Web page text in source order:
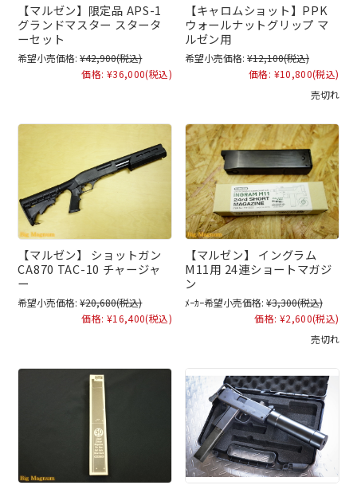
【マルゼン】限定品 APS-1
グランドマスター スタータ
ーセット
希望小売価格: ¥42,900(税込)
価格: ¥36,000(税込)
【キャロムショット】PPK
ウォールナットグリップ マ
ルゼン用
希望小売価格: ¥12,100(税込)
価格: ¥10,800(税込)
売切れ
【マルゼン】 ショットガン
CA870 TAC-10 チャージャ
ー
希望小売価格: ¥20,680(税込)
価格: ¥16,400(税込)
【マルゼン】 イングラム
M11用 24連ショートマガジ
ン
ﾒｰｶｰ希望小売価格: ¥3,300(税込)
価格: ¥2,600(税込)
売切れ